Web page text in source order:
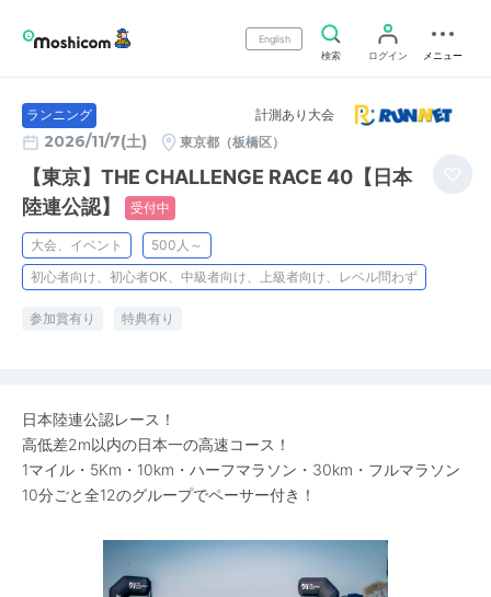
English
検索
ログイン メニュー
ランニング 計測あり大会
2026/11/7(土) 東京都（板橋区）
【東京】THE CHALLENGE RACE 40【日本
陸連公認】
受付中
大会、イベント
500人～
初心者向け、初心者OK、中級者向け、上級者向け、レベル問わず
参加賞有り 特典有り
日本陸連公認レース！
高低差2m以内の日本一の高速コース！
1マイル・5Km・10km・ハーフマラソン・30km・フルマラソン
10分ごと全12のグループでペーサー付き！